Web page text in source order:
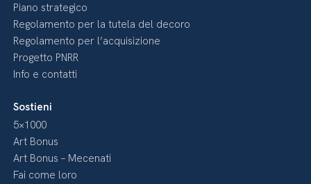
Piano strategico
Regolamento per la tutela del decoro
Regolamento per l’acquisizione
Progetto PNRR
Info e contatti
Sostieni
5×1000
Art Bonus
Art Bonus – Mecenati
Fai come loro